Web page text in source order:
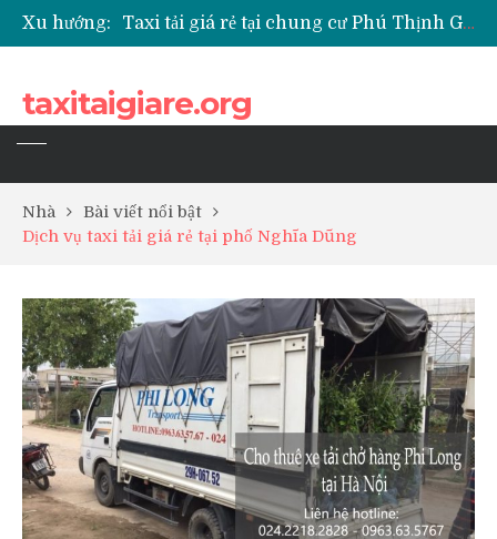
Xu hướng:
Taxi tải giá rẻ tại chung cư Park Kiara Hà Đông
Taxi tải giá rẻ tại chung cư Grande Park Phú Lãm
taxitaigiare.org
Nhà
Bài viết nổi bật
Dịch vụ taxi tải giá rẻ tại phố Nghĩa Dũng